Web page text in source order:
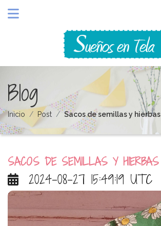
Blog
Inicio Post Sacos de semillas y hierbas
SACOS DE SEMILLAS Y HIERBAS
2024-08-27 15:49:19 UTC